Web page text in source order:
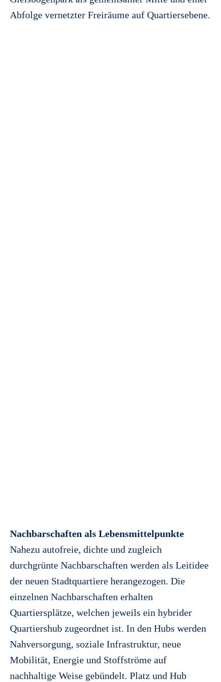
Abfolge vernetzter Freiräume auf Quartiersebene.
Nachbarschaften als Lebensmittelpunkte
Nahezu autofreie, dichte und zugleich
durchgrünte Nachbarschaften werden als Leitidee
der neuen Stadtquartiere herangezogen. Die
einzelnen Nachbarschaften erhalten
Quartiersplätze, welchen jeweils ein hybrider
Quartiershub zugeordnet ist. In den Hubs werden
Nahversorgung, soziale Infrastruktur, neue
Mobilität, Energie und Stoffströme auf
nachhaltige Weise gebündelt. Platz und Hub